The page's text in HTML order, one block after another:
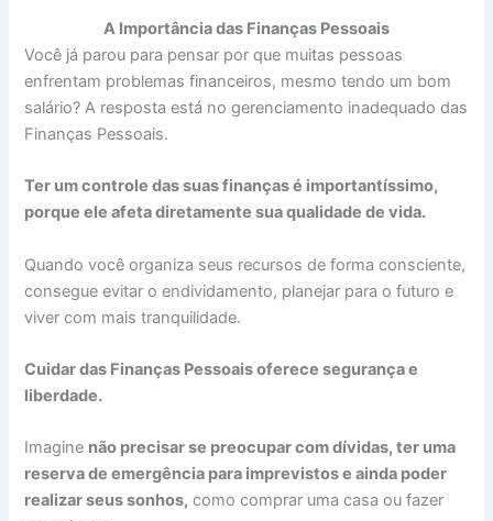
A Importância das Finanças Pessoais
Você já parou para pensar por que muitas pessoas
enfrentam problemas financeiros, mesmo tendo um bom
salário? A resposta está no gerenciamento inadequado das
Finanças Pessoais.
Ter um controle das suas finanças é importantíssimo,
porque ele afeta diretamente sua qualidade de vida.
Quando você organiza seus recursos de forma consciente,
consegue evitar o endividamento, planejar para o futuro e
viver com mais tranquilidade.
Cuidar das Finanças Pessoais oferece segurança e
liberdade.
Imagine não precisar se preocupar com dívidas, ter uma
reserva de emergência para imprevistos e ainda poder
realizar seus sonhos, como comprar uma casa ou fazer